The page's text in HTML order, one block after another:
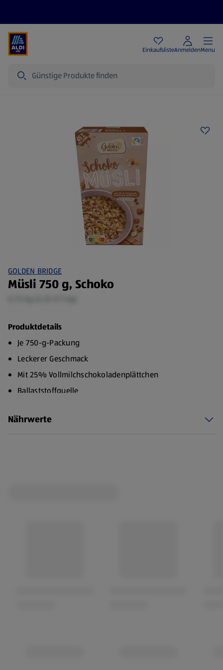
EinkaufslisteAnmeldenMenu
GOLDEN BRIDGE
Müsli 750 g, Schoko
Produktdetails
Je 750-g-Packung
Leckerer Geschmack
Mit 25% Vollmilchschokoladenplättchen
Ballaststoffquelle
Perfekt fürs Frühstück
Nährwerte